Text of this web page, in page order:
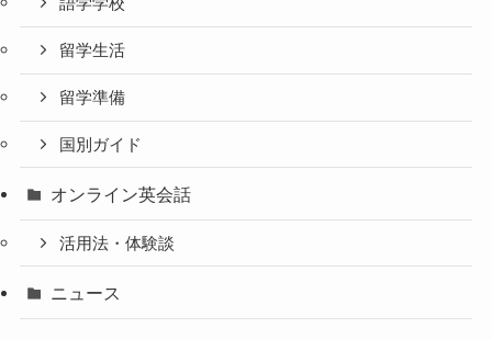
語学学校
留学生活
留学準備
国別ガイド
オンライン英会話
活用法・体験談
ニュース